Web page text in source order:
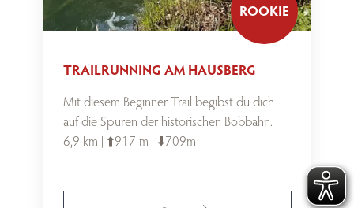
ROOKIE
TRAILRUNNING AM HAUSBERG
Mit diesem Beginner Trail begibst du dich
auf die Spuren der historischen Bobbahn.
6,9 km | ⬆️917 m | ⬇️709m